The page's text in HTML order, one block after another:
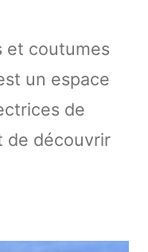
et coutumes
un espace
de
de découvrir